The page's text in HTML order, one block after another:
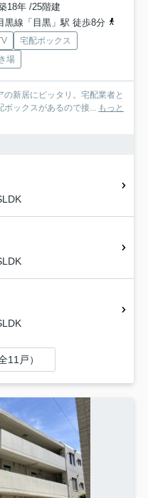
18年 /25階建
黒線「目黒」駅 徒歩8分
宅配ボックス
場
の新居にピッタリ。宅配業者と
ボックスがあるので接... もっと
11戸）